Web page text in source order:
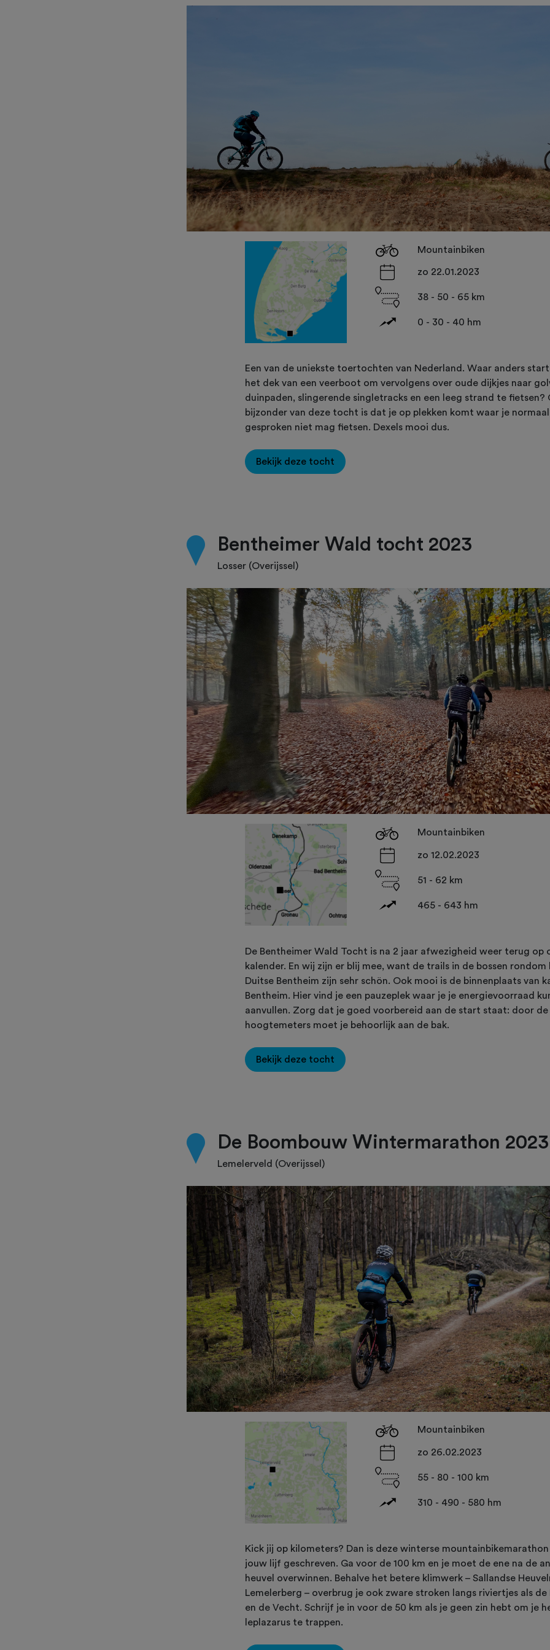
Mountainbiken
zo 22.01.2023
38 - 50 - 65 km
0 - 30 - 40 hm
Een van de uniekste toertochten van Nederland. Waar anders
het dek van een veerboot om vervolgens over oude dijkjes naar
duinpaden, slingerende singletracks en een leeg strand te fietsen?
bijzonder van deze tocht is dat je op plekken komt waar je normaal
gesproken niet mag fietsen. Dexels mooi dus.
Bekijk deze tocht
Bentheimer Wald tocht 2023
Losser (Overijssel)
Mountainbiken
zo 12.02.2023
51 - 62 km
465 - 643 hm
De Bentheimer Wald Tocht is na 2 jaar afwezigheid weer terug op
kalender. En wij zijn er blij mee, want de trails in de bossen rondom
Duitse Bentheim zijn sehr schön. Ook mooi is de binnenplaats van
Bentheim. Hier vind je een pauzeplek waar je je energievoorraad
aanvullen. Zorg dat je goed voorbereid aan de start staat: door de
hoogtemeters moet je behoorlijk aan de bak.
Bekijk deze tocht
De Boombouw Wintermarathon 2023
Lemelerveld (Overijssel)
Mountainbiken
zo 26.02.2023
55 - 80 - 100 km
310 - 490 - 580 hm
Kick jij op kilometers? Dan is deze winterse
jouw lijf geschreven. Ga voor de 100 km en je moet de ene na de
heuvel overwinnen. Behalve het betere klimwerk – Sallandse
Lemelerberg – overbrug je ook zware stroken langs riviertjes als de
en de Vecht. Schrijf je in voor de 50 km als je geen zin hebt om je
leplazarus te trappen.